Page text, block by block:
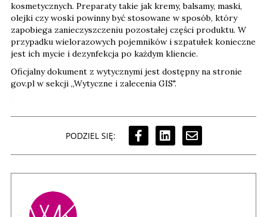
kosmetycznych. Preparaty takie jak kremy, balsamy, maski,
olejki czy woski powinny być stosowane w sposób, który
zapobiega zanieczyszczeniu pozostałej części produktu. W
przypadku wielorazowych pojemników i szpatułek konieczne
jest ich mycie i dezynfekcja po każdym kliencie.
Oficjalny dokument z wytycznymi jest dostępny na stronie
gov.pl w sekcji „Wytyczne i zalecenia GIS".
PODZIEL SIĘ: